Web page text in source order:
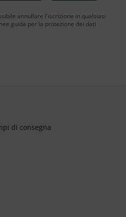
annullare l'iscrizione in qualsiasi
guida per la protezione dei dati
di consegna